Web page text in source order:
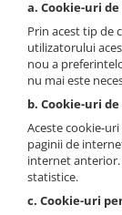
a. Cookie-uri
Prin acest tip de
utilizatorului
nou a
nu mai este
b. Cookie-uri
Aceste cookie-
paginii de
internet
statistice.
c. Cookie-uri